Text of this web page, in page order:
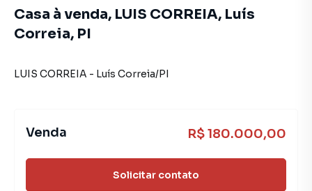
Casa à venda, LUIS CORREIA, Luís
Correia, PI
LUIS CORREIA - Luís Correia/PI
Venda R$ 180.000,00
Solicitar contato